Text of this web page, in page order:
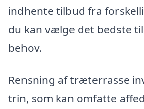
indhente tilbud fra
du kan vælge det bedste
behov.
Rensning af træterrasse
trin, som kan omfatte